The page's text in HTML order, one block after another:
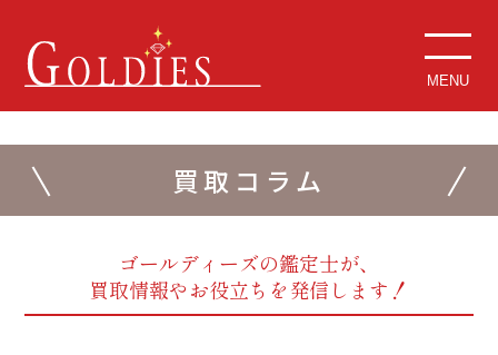
MENU
買取コラム
ゴールディーズの鑑定士が、
買取情報やお役立ちを発信します！